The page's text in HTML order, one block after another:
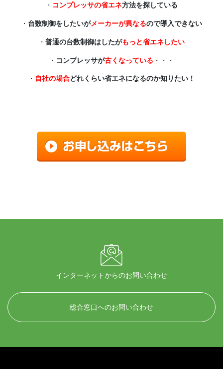
・ コンプレッサの省エネ方法を探している
・ 台数制御をしたいがメーカーが異なるので導入できない
・ 普通の台数制御はしたがもっと省エネしたい
・ コンプレッサが古くなっている ・・・
・ 自社の場合どれくらい省エネになるのか知りたい！
インターネットからのお問い合わせ
総合窓口へのお問い合わせ